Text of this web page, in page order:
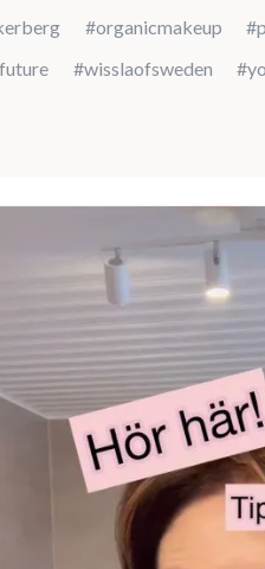
#organicmakeup
#wisslaofsweden